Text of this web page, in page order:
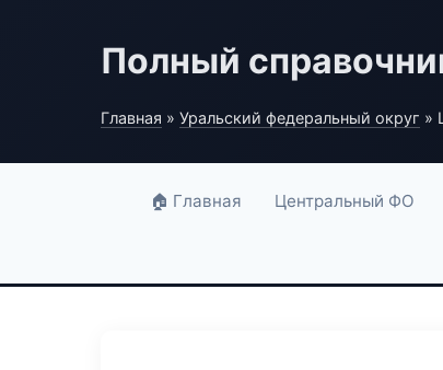
Полный
Главная » Уральский федеральный округ »
🏠 Главная Центральный ФО